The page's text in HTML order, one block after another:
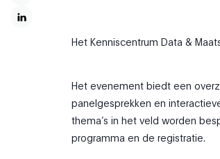
Het Kenniscentrum Data &
Het evenement biedt een
panelgesprekken en
thema’s in het veld worden
programma en de registratie.